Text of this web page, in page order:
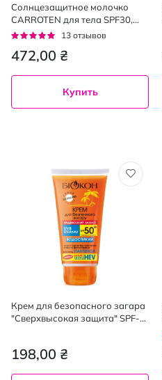
Солнцезащитное молочко
CARROTEN для тела SPF30,
200 мл
Рейтинг:
13 отзывов
472,00 ₴
Купить
Крем для безопасного загара
"Сверхвысокая защита" SPF-
198,00 ₴